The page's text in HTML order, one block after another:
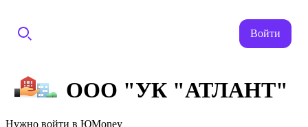
Войти
ООО "УК "АТЛАНТ"
Нужно войти в ЮMoney